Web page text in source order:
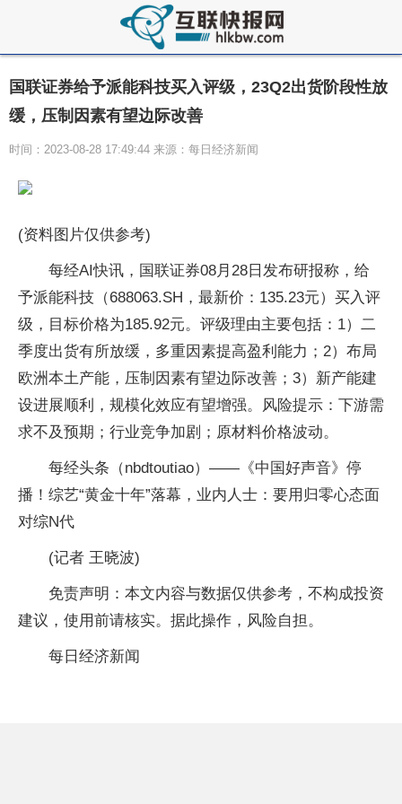
国联证券给予派能科技买入评级，23Q2出货阶段性放
缓，压制因素有望边际改善
时间：2023-08-28 17:49:44 来源：每日经济新闻
(资料图片仅供参考)
每经AI快讯，国联证券08月28日发布研报称，给
予派能科技（688063.SH，最新价：135.23元）买入评
级，目标价格为185.92元。评级理由主要包括：1）二
季度出货有所放缓，多重因素提高盈利能力；2）布局
欧洲本土产能，压制因素有望边际改善；3）新产能建
设进展顺利，规模化效应有望增强。风险提示：下游需
求不及预期；行业竞争加剧；原材料价格波动。
每经头条（nbdtoutiao）——《中国好声音》停
播！综艺“黄金十年”落幕，业内人士：要用归零心态面
对综N代
(记者 王晓波)
免责声明：本文内容与数据仅供参考，不构成投资
建议，使用前请核实。据此操作，风险自担。
每日经济新闻